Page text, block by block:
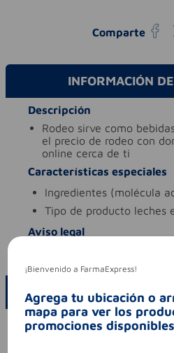
Comparte
INFORMACIÓN
Descripción
rodeo sirve como bebidas lácteas. encuentra
el precio de rodeo con
online cerca de ti
Características especiales
ingredientes (molécula
tipo de producto leches
Aviso legal
ESCRIBE UN
Por favor, inicie sesión para
¡Bienvenido a FarmaExpress!
Agrega tu ubicación o
mapa para ver los
promociones